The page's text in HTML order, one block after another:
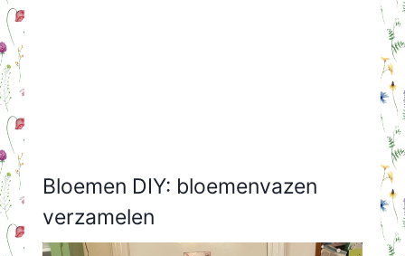
Bloemen DIY: bloemenvazen
verzamelen